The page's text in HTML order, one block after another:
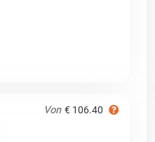
Von € 106.40